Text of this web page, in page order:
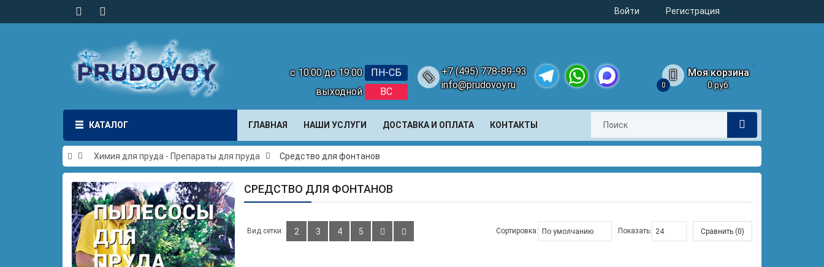
Войти Регистрация
с 10:00 до 19:00
ПН-СБ
выходной
ВС
+7 (495) 778-89-93
info@prudovoy.ru
Моя корзина
0 0 руб.
КАТАЛОГ ГЛАВНАЯ НАШИ УСЛУГИ ДОСТАВКА И ОПЛАТА КОНТАКТЫ
Химия для пруда - Препараты для пруда Средство для фонтанов
СРЕДСТВО ДЛЯ ФОНТАНОВ
Вид сетки: 2 3 4 5 Сортировка: Показать: Сравнить (0)